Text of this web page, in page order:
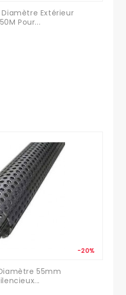
Extérieur
Pour...
55mm
-20%